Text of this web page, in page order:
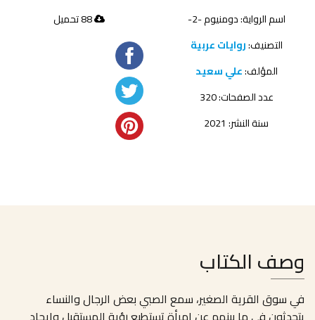
اسم الرواية: دومنيوم -2-
التصنيف:روايات عربية
المؤلف:علي سعيد
عدد الصفحات: 320
سنة النشر: 2021
88 تحميل
وصف الكتاب
في سوق القرية الصغير، سمع الصبي بعض الرجال والنساء